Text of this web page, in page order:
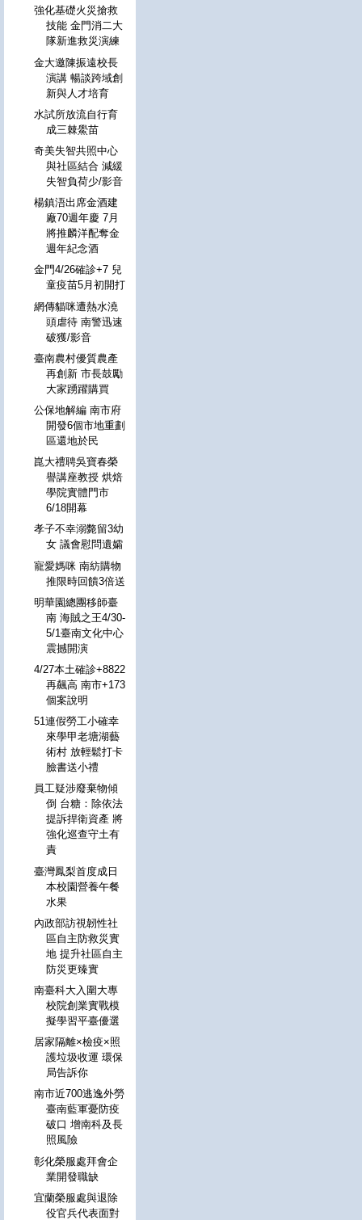
強化基礎火災搶救
技能 金門消二大
隊新進救災演練
金大邀陳振遠校長
演講 暢談跨域創
新與人才培育
水試所放流自行育
成三棘鱟苗
奇美失智共照中心
與社區結合 減緩
失智負荷少/影音
楊鎮浯出席金酒建
廠70週年慶 7月
將推麟洋配奪金
週年紀念酒
金門4/26確診+7 兒
童疫苗5月初開打
網傳貓咪遭熱水澆
頭虐待 南警迅速
破獲/影音
臺南農村優質農產
再創新 市長鼓勵
大家踴躍購買
公保地解編 南市府
開發6個市地重劃
區還地於民
崑大禮聘吳寶春榮
譽講座教授 烘焙
學院實體門市
6/18開幕
孝子不幸溺斃留3幼
女 議會慰問遺孀
寵愛媽咪 南紡購物
推限時回饋3倍送
明華園總團移師臺
南 海賊之王4/30-
5/1臺南文化中心
震撼開演
4/27本土確診+8822
再飆高 南市+173
個案說明
51連假勞工小確幸
來學甲老塘湖藝
術村 放輕鬆打卡
臉書送小禮
員工疑涉廢棄物傾
倒 台糖：除依法
提訴捍衛資產 將
強化巡查守土有
責
臺灣鳳梨首度成日
本校園營養午餐
水果
內政部訪視韌性社
區自主防救災實
地 提升社區自主
防災更臻實
南臺科大入圍大專
校院創業實戰模
擬學習平臺優選
居家隔離×檢疫×照
護垃圾收運 環保
局告訴你
南市近700逃逸外勞
臺南藍軍憂防疫
破口 增南科及長
照風險
彰化榮服處拜會企
業開發職缺
宜蘭榮服處與退除
役官兵代表面對